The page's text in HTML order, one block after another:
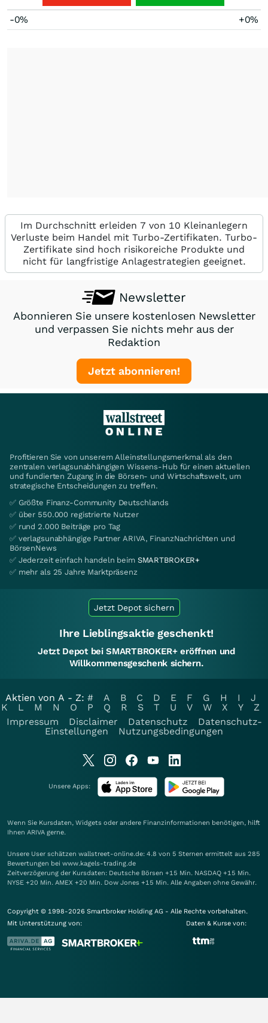
-0% +0%
Im Durchschnitt erleiden 7 von 10 Kleinanlegern
Verluste beim Handel mit Turbo-Zertifikaten. Turbo-
Zertifikate sind hoch risikoreiche Produkte und
nicht für langfristige Anlagestrategien geeignet.
Newsletter
Abonnieren Sie unsere kostenlosen Newsletter
und verpassen Sie nichts mehr aus der
Redaktion
Jetzt abonnieren!
Profitieren Sie von unserem Alleinstellungsmerkmal als den
zentralen verlagsunabhängigen Wissens-Hub für einen aktuellen
und fundierten Zugang in die Börsen- und Wirtschaftswelt, um
strategische Entscheidungen zu treffen.
✅ Größte Finanz-Community Deutschlands
✅ über 550.000 registrierte Nutzer
✅ rund 2.000 Beiträge pro Tag
✅ verlagsunabhängige Partner ARIVA, FinanzNachrichten und
BörsenNews
✅ Jederzeit einfach handeln beim SMARTBROKER+
✅ mehr als 25 Jahre Marktpräsenz
Jetzt Depot sichern
Ihre Lieblingsaktie geschenkt!
Jetzt Depot bei SMARTBROKER+ eröffnen und
Willkommensgeschenk sichern.
Aktien von A - Z: # A B C D E F G H I
J
K
L M N O P Q R S T U V W X Y
Z
Impressum
Disclaimer Datenschutz
Datenschutz-
Einstellungen
Nutzungsbedingungen
Unsere Apps:
Wenn Sie Kursdaten, Widgets oder andere Finanzinformationen benötigen, hilft
Ihnen ARIVA gerne.
Unsere User schätzen wallstreet-online.de: 4.8 von 5 Sternen ermittelt aus 285
Bewertungen bei www.kagels-trading.de
Zeitverzögerung der Kursdaten: Deutsche Börsen +15 Min. NASDAQ +15 Min.
NYSE +20 Min. AMEX +20 Min. Dow Jones +15 Min. Alle Angaben ohne Gewähr.
Copyright © 1998-2026 Smartbroker Holding AG - Alle Rechte vorbehalten.
Mit Unterstützung von:
Daten & Kurse von: